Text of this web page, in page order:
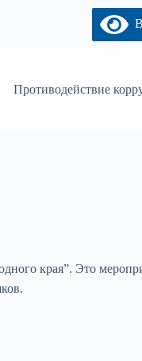
Противодействие
края”. Это